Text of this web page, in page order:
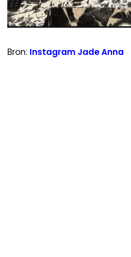
Bron: Instagram Jade Anna